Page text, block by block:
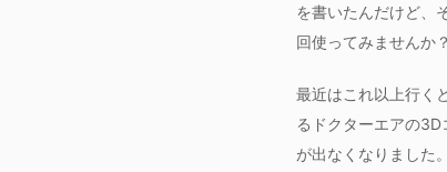
を書いたんだけど、
回使ってみませんか
最近はこれ以上行く
るドクターエアの
が出なくなりました